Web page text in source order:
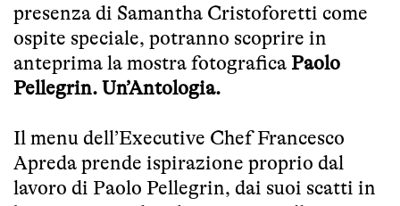
presenza di Samantha Cristoforetti come
ospite speciale, potranno scoprire in
anteprima la mostra fotografica Paolo
Pellegrin. Un’Antologia.
Il menu dell’Executive Chef Francesco
Apreda prende ispirazione proprio dal
lavoro di Paolo Pellegrin, dai suoi scatti in